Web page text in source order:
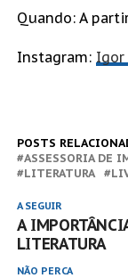
Quando: A
Instagram: Igor
POSTS
ASSESSORIA DE
LITERATURA
A SEGUIR
A
LITERATURA
NÃO PERCA